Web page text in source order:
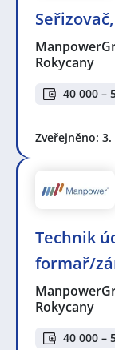
Rokycany
40 000 –
Zveřejněno:
Technik
formař/
Rokycany
40 000 –